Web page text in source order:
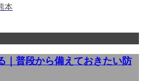
本
｜普段から備えておきたい防